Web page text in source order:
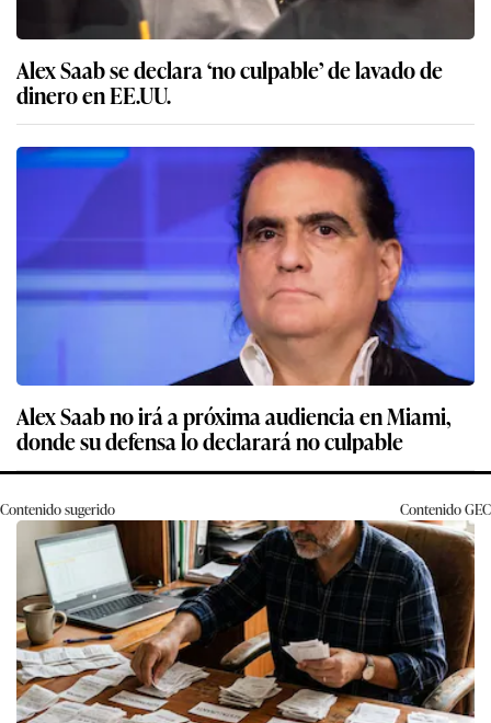
Alex Saab se declara ‘no culpable’ de lavado de
dinero en EE.UU.
Alex Saab no irá a próxima audiencia en Miami,
donde su defensa lo declarará no culpable
Contenido sugerido ContenidoGEC